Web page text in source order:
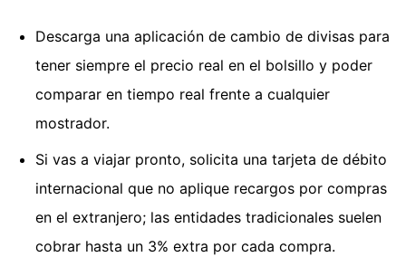
Descarga una aplicación de cambio de divisas para
tener siempre el precio real en el bolsillo y poder
comparar en tiempo real frente a cualquier
mostrador.
Si vas a viajar pronto, solicita una tarjeta de débito
internacional que no aplique recargos por compras
en el extranjero; las entidades tradicionales suelen
cobrar hasta un 3% extra por cada compra.